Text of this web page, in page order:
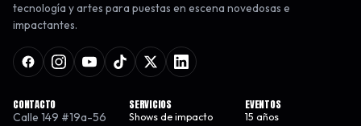
tecnología y artes para puestas en escena novedosas e
impactantes.
CONTACTO
Calle 149 #19a-56
SERVICIOS
Shows de impacto
EVENTOS
15 años